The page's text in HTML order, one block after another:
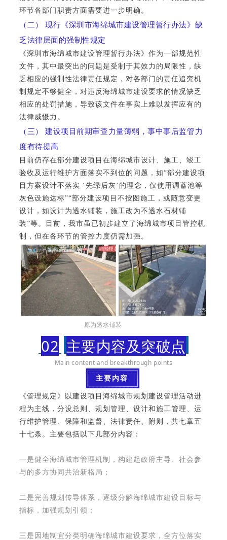
环节各部门职责方面需要进一步明确。
（二） 现行《深圳市海绵城市建设管理暂行办法》缺
乏法律层面的强制性规定
《深圳市海绵城市建设管理暂行办法》作为一部规范性
文件，其中最突出的问题是受制于其效力的局限性，缺
乏相应的强制性法律责任规定，对各部门的责任追究机
制规定不够健全，对违反海绵城市建设要求的情况缺乏
相应的处罚措施，导致该文件在事实上难以发挥应有的
法律威慑力。
（三） 建设项目前期审查力量薄弱，事中事后监管力
度有待提高
目前仍存在部分建设项目在海绵城市设计、施工、竣工
验收及运行维护方面落实不到位的问题，如“部分建设项
目方案设计不落实 ‘先绿后灰’的理念，仅使用调蓄池等
灰色设施达标”“部分建设项目不按图施工，或随意变更
设计，如设计为透水铺装，施工改为不透水石材铺
装”等。目前，我市虽已初步建立了海绵城市项目管控机
制，但在各环节的管控力度仍需加强。
原为透水铺装
02 主要内容及突破点
Main content and breakthrough points
主要内容
《管理规定》以建设项目海绵城市规划建设管理活动进
程为主线，分设总则、规划管理、设计和施工管理、运
行维护管理、保障和监督、法律责任、附则，共七章五
十七条。主要包括以下几部分内容：
一是健全海绵城市管理机制，构建起政府主导、社会参
与的多方协同共治新格局；
二是完善规划传导体系，逐级分解海绵城市建设目标与
指标，加强规划引领；
三是因地制宜分类明确海绵城市建设要求，全方位落实